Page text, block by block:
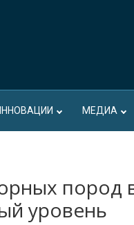
МЕДИА
пород
уровень